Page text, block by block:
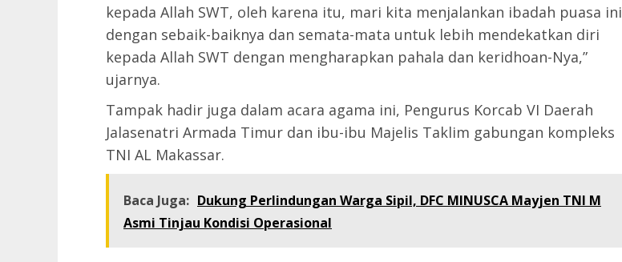
kepada Allah SWT, oleh karena itu, mari kita menjalankan ibadah puasa ini
dengan sebaik-baiknya dan semata-mata untuk lebih mendekatkan diri
kepada Allah SWT dengan mengharapkan pahala dan keridhoan-Nya,”
ujarnya.
Tampak hadir juga dalam acara agama ini, Pengurus Korcab VI Daerah
Jalasenatri Armada Timur dan ibu-ibu Majelis Taklim gabungan kompleks
TNI AL Makassar.
Baca Juga: Dukung Perlindungan Warga Sipil, DFC MINUSCA Mayjen TNI M
Asmi Tinjau Kondisi Operasional